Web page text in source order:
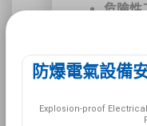
危險性
證
防爆電氣設備
Explosion-proof